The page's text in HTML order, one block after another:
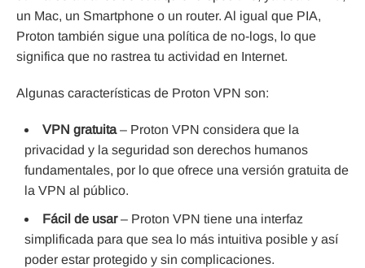
un Mac, un Smartphone o un router. Al igual que PIA,
Proton también sigue una política de no-logs, lo que
significa que no rastrea tu actividad en Internet.
Algunas características de Proton VPN son:
VPN gratuita– Proton VPN considera que la
privacidad y la seguridad son derechos humanos
fundamentales, por lo que ofrece una versión gratuita de
la VPN al público.
Fácil de usar– Proton VPN tiene una interfaz
simplificada para que sea lo más intuitiva posible y así
poder estar protegido y sin complicaciones.